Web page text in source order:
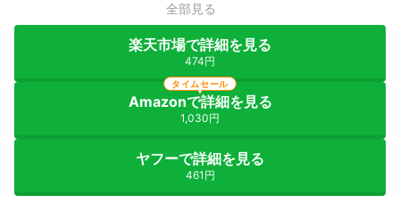
全部見る
楽天市場で詳細を見る
474円
Amazonで詳細を見る
1,030円
タイムセール
ヤフーで詳細を見る
461円